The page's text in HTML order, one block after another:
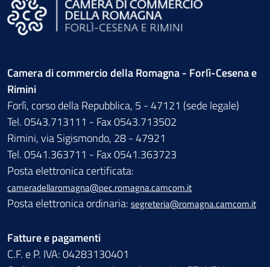
Camera di commercio della Romagna - Forlì-Cesena e
Rimini
Forlì, corso della Repubblica, 5 - 47121 (sede legale)
Tel. 0543.713111 - Fax 0543.713502
Rimini, via Sigismondo, 28 - 47921
Tel. 0541.363711 - Fax 0541.363723
Posta elettronica certificata:
cameradellaromagna@pec.romagna.camcom.it
Posta elettronica ordinaria: segreteria@romagna.camcom.it
Fatture e pagamenti
C.F. e P. IVA: 04283130401